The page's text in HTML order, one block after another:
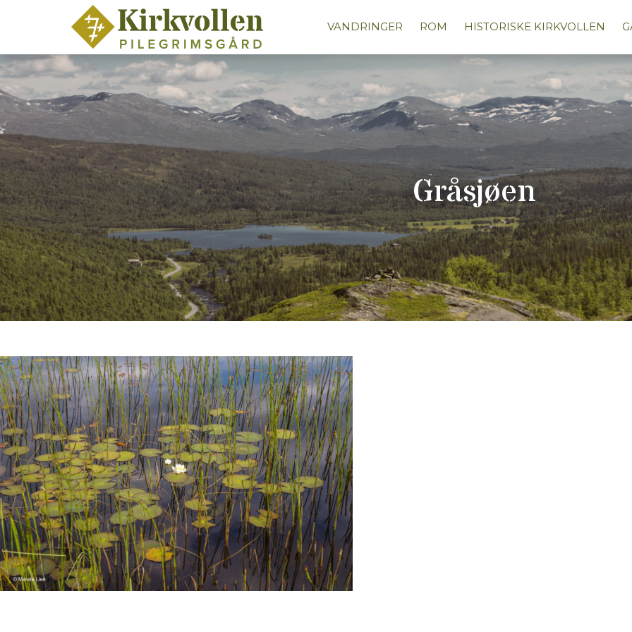
VANDRINGER ROM HISTORISKE KIRKVOLLEN
Gråsjøen